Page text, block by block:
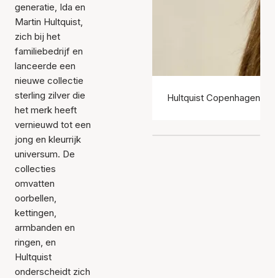
generatie, Ida en
Martin Hultquist,
zich bij het
familiebedrijf en
lanceerde een
nieuwe collectie
sterling zilver die
het merk heeft
vernieuwd tot een
jong en kleurrijk
universum. De
collecties
omvatten
oorbellen,
kettingen,
armbanden en
ringen, en
Hultquist
onderscheidt zich
Hultquist Copenhagen